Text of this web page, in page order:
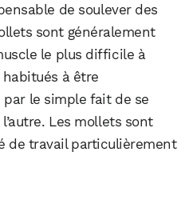
de soulever des
sont généralement
le plus difficile à
à être
le simple fait de se
Les mollets sont
de travail particulièrement